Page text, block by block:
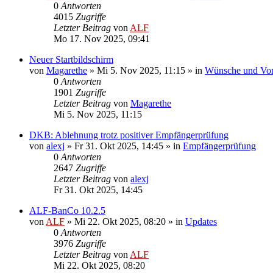
0 Antworten
4015 Zugriffe
Letzter Beitrag von ALF
Mo 17. Nov 2025, 09:41
Neuer Startbildschirm
von Magarethe » Mi 5. Nov 2025, 11:15 » in Wünsche und
0 Antworten
1901 Zugriffe
Letzter Beitrag von Magarethe
Mi 5. Nov 2025, 11:15
DKB: Ablehnung trotz positiver Empfängerprüfung
von alexj » Fr 31. Okt 2025, 14:45 » in Empfängerprüfung
0 Antworten
2647 Zugriffe
Letzter Beitrag von alexj
Fr 31. Okt 2025, 14:45
ALF-BanCo 10.2.5
von ALF » Mi 22. Okt 2025, 08:20 » in Updates
0 Antworten
3976 Zugriffe
Letzter Beitrag von ALF
Mi 22. Okt 2025, 08:20